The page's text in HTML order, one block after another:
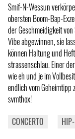
Smif-N-Wessun
obersten Boom-Bap-
der Geschmeidigkeit
Vibe abgewinnen, sie
können Haltung und
strassenschlau. Einer
wie eh und je im
endlich vom Geheimtipp
svmthox!
CONCERTO